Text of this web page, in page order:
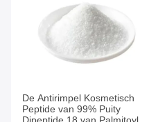
De Antirimpel Kosmetisch
Peptide van 99% Puity